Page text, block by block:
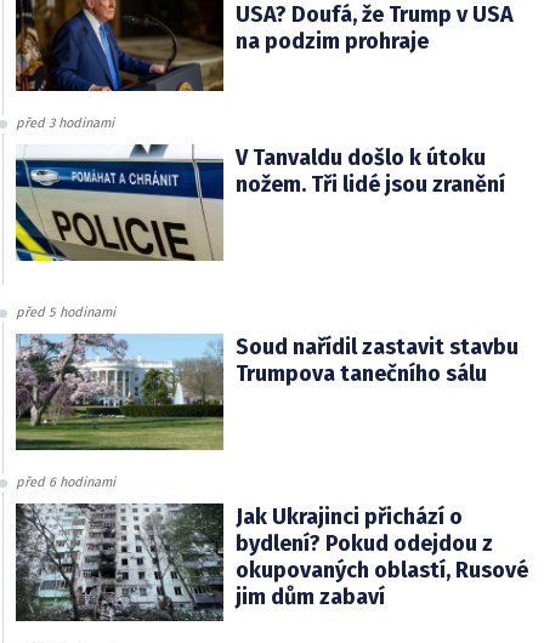
USA? Doufá, že Trump v USA
na podzim prohraje
před 3 hodinami
V Tanvaldu došlo k útoku
nožem. Tři lidé jsou zranění
před 5 hodinami
Soud nařídil zastavit stavbu
Trumpova tanečního sálu
před 6 hodinami
Jak Ukrajinci přichází o
bydlení? Pokud odejdou z
okupovaných oblastí, Rusové
jim dům zabaví